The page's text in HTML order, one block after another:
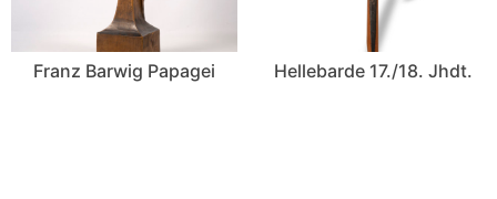
Franz Barwig Papagei Hellebarde 17./18. Jhdt.